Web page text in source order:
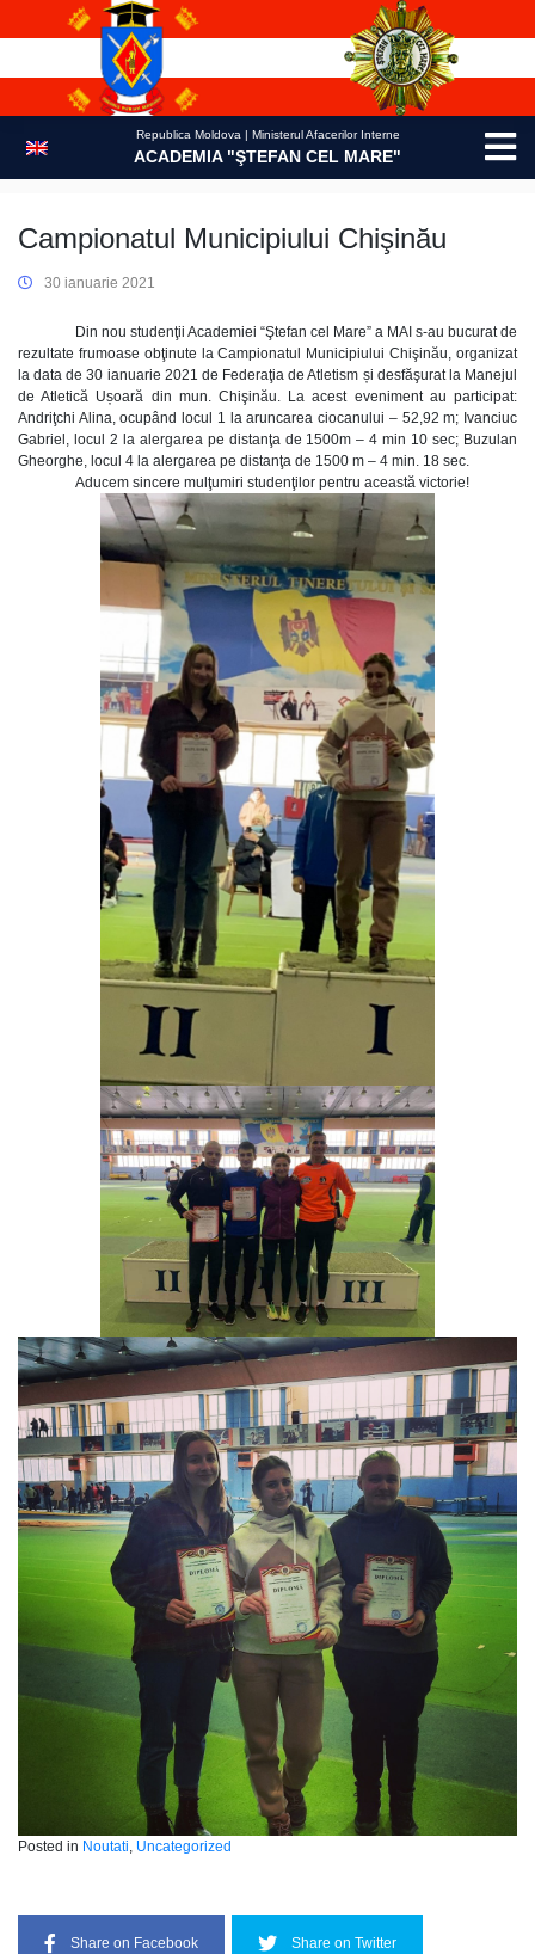
Republica Moldova | Ministerul Afacerilor Interne
ACADEMIA "ŞTEFAN CEL MARE"
Campionatul Municipiului Chişinău
30 ianuarie 2021
Din nou studenţii Academiei “Ştefan cel Mare” a MAI s-au bucurat de
rezultate frumoase obţinute la Campionatul Municipiului Chişinău, organizat
la data de 30 ianuarie 2021 de Federaţia de Atletism și desfăşurat la Manejul
de Atletică Ușoară din mun. Chişinău. La acest eveniment au participat:
Andriţchi Alina, ocupând locul 1 la aruncarea ciocanului – 52,92 m; Ivanciuc
Gabriel, locul 2 la alergarea pe distanţa de 1500m – 4 min 10 sec; Buzulan
Gheorghe, locul 4 la alergarea pe distanţa de 1500 m – 4 min. 18 sec.
Aducem sincere mulţumiri studenţilor pentru această victorie!
Posted in Noutati, Uncategorized
Share on Facebook Share on Twitter